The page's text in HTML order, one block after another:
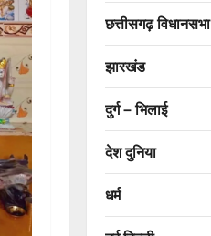
छत्तीसगढ़ विधानसभा
झारखंड
दुर्ग – भिलाई
देश दुनिया
धर्म